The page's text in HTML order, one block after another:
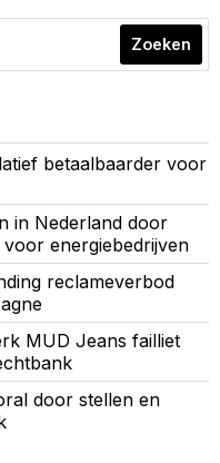
Zoeken
betaalbaarder voor
in Nederland door
energiebedrijven
reclameverbod
MUD Jeans failliet
door stellen en